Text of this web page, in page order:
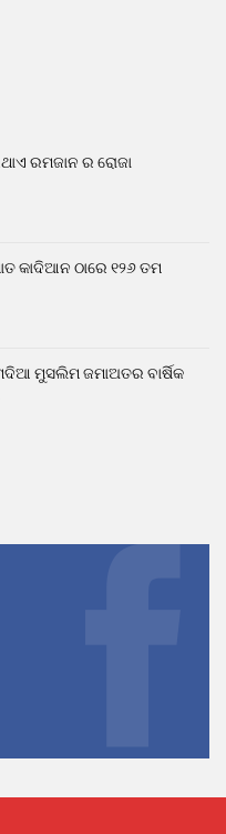
ରମଜାନ ର ରୋଜା
କାଦିଆନ ଠାରେ ୧୨୬ ତମ
ମୁସଲିମ ଜମାଅତର ବାର୍ଷିକ